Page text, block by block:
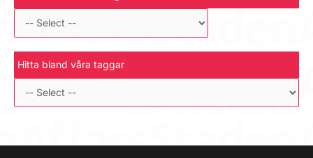
Hitta bland våra taggar